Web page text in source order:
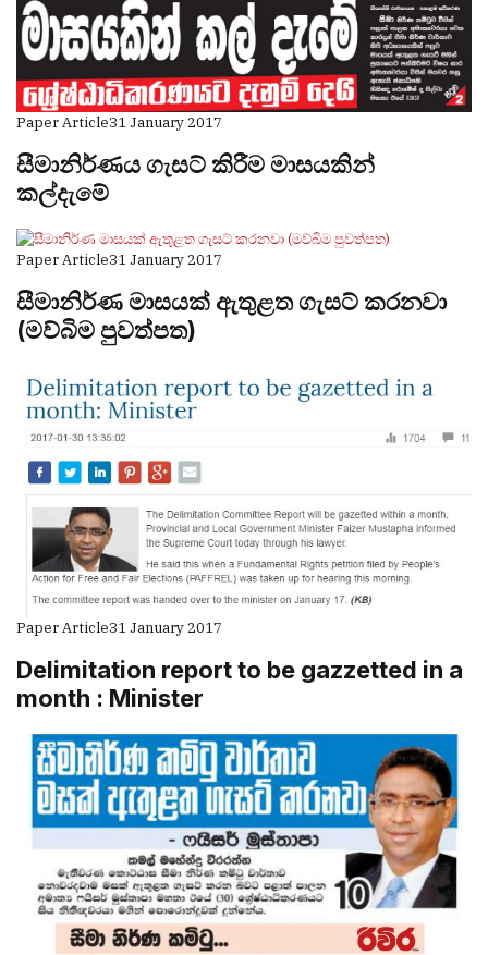
Paper Article31 January 2017
සීමානිර්ණය ගැසට් කිරීම මාසයකින්
කල්දැමේ
Paper Article31 January 2017
සීමානිර්ණ මාසයක් ඇතුළත ගැසට් කරනවා
(මව්බිම පුවත්පත)
Paper Article31 January 2017
Delimitation report to be gazzetted in a
month : Minister